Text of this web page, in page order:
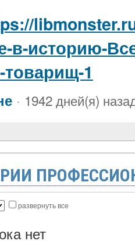
в-историю-
1
· 1942 дней(я)
развернуть все
нет